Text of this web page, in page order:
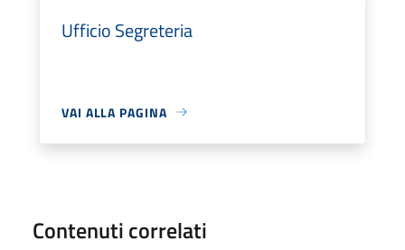
Ufficio Segreteria
VAI ALLA PAGINA
Contenuti correlati